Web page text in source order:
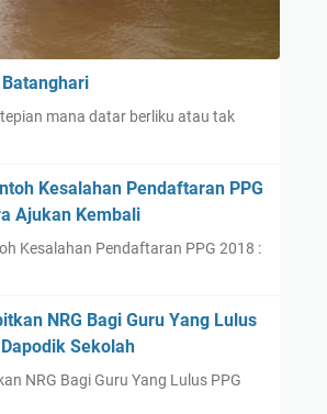
mana datar berliku atau tak
Kesalahan Pendaftaran PPG
Ajukan Kembali
Kesalahan Pendaftaran PPG 2018 :
NRG Bagi Guru Yang Lulus
Sekolah
NRG Bagi Guru Yang Lulus PPG